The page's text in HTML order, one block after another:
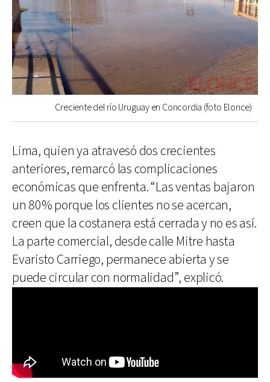
Creciente del río Uruguay en Concordia (foto Elonce)
Lima, quien ya atravesó dos crecientes
anteriores, remarcó las complicaciones
económicas que enfrenta. “Las ventas bajaron
un 80% porque los clientes no se acercan,
creen que la costanera está cerrada y no es así.
La parte comercial, desde calle Mitre hasta
Evaristo Carriego, permanece abierta y se
puede circular con normalidad”, explicó.